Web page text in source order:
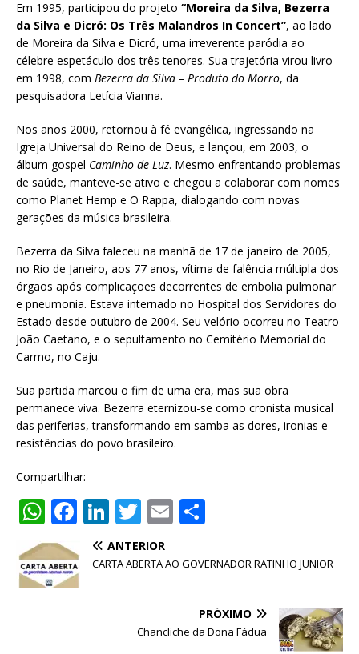
Em 1995, participou do projeto “Moreira da Silva, Bezerra
da Silva e Dicró: Os Três Malandros In Concert”, ao lado
de Moreira da Silva e Dicró, uma irreverente paródia ao
célebre espetáculo dos três tenores. Sua trajetória virou livro
em 1998, com Bezerra da Silva – Produto do Morro, da
pesquisadora Letícia Vianna.
Nos anos 2000, retornou à fé evangélica, ingressando na
Igreja Universal do Reino de Deus, e lançou, em 2003, o
álbum gospel Caminho de Luz. Mesmo enfrentando problemas
de saúde, manteve-se ativo e chegou a colaborar com nomes
como Planet Hemp e O Rappa, dialogando com novas
gerações da música brasileira.
Bezerra da Silva faleceu na manhã de 17 de janeiro de 2005,
no Rio de Janeiro, aos 77 anos, vítima de falência múltipla dos
órgãos após complicações decorrentes de embolia pulmonar
e pneumonia. Estava internado no Hospital dos Servidores do
Estado desde outubro de 2004. Seu velório ocorreu no Teatro
João Caetano, e o sepultamento no Cemitério Memorial do
Carmo, no Caju.
Sua partida marcou o fim de uma era, mas sua obra
permanece viva. Bezerra eternizou-se como cronista musical
das periferias, transformando em samba as dores, ironias e
resistências do povo brasileiro.
Compartilhar:
W
h
at
s
F
c
e
Li
n
k
T
w
it
E
ai ar
ANTERIOR
CARTA ABERTA AO GOVERNADOR RATINHO JUNIOR
PRÓXIMO
Chancliche da Dona Fádua